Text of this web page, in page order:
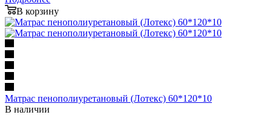
В корзину
Матрас пенополиуретановый (Лотекс) 60*120*10
В наличии